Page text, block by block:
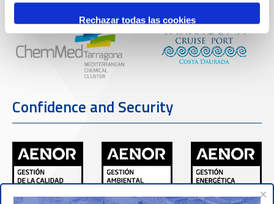
Rechazar todas las cookies
Confidence and Security
×